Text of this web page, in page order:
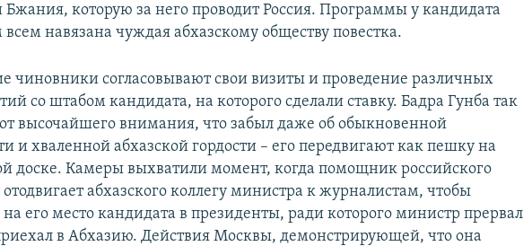
Бжания, которую за него проводит Россия. Программы у кандидата
навязана чуждая абхазскому обществу повестка.
чиновники согласовывают свои визиты и проведение различных
со штабом кандидата, на которого сделали ставку. Бадра Гунба так
высочайшего внимания, что забыл даже об обыкновенной
и хваленной абхазской гордости – его передвигают как пешку на
доске. Камеры выхватили момент, когда помощник российского
абхазского коллегу министра к журналистам, чтобы
на его место кандидата в президенты, ради которого министр прервал
в Абхазию. Действия Москвы, демонстрирующей, что она